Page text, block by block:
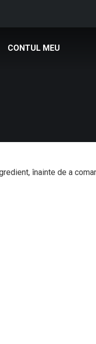
CONTUL MEU
înainte de a